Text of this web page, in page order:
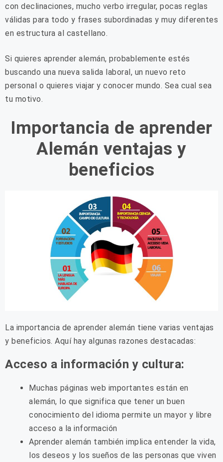
con declinaciones, mucho verbo irregular, pocas reglas
válidas para todo y frases subordinadas y muy diferentes
en estructura al castellano.
Si quieres aprender alemán, probablemente estés
buscando una nueva salida laboral, un nuevo reto
personal o quieres viajar y conocer mundo. Sea cual sea
tu motivo.
Importancia de aprender
Alemán ventajas y
beneficios
La importancia de aprender alemán tiene varias ventajas
y beneficios. Aquí hay algunas razones destacadas:
Acceso a información y cultura:
Muchas páginas web importantes están en
alemán, lo que significa que tener un buen
conocimiento del idioma permite un mayor y libre
acceso a la información
Aprender alemán también implica entender la vida,
los deseos y los sueños de las personas que viven